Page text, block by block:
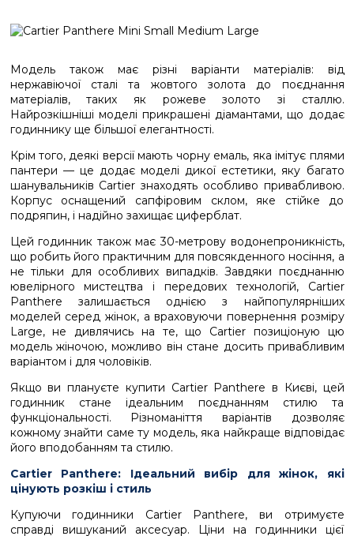
Модель також має різні варіанти матеріалів: від
нержавіючої сталі та жовтого золота до поєднання
матеріалів, таких як рожеве золото зі сталлю.
Найрозкішніші моделі прикрашені діамантами, що додає
годиннику ще більшої елегантності.
Крім того, деякі версії мають чорну емаль, яка імітує плями
пантери — це додає моделі дикої естетики, яку багато
шанувальників Cartier знаходять особливо привабливою.
Корпус оснащений сапфіровим склом, яке стійке до
подряпин, і надійно захищає циферблат.
Цей годинник також має 30-метрову водонепроникність,
що робить його практичним для повсякденного носіння, а
не тільки для особливих випадків. Завдяки поєднанню
ювелірного мистецтва і передових технологій, Cartier
Panthere залишається однією з найпопулярніших
моделей серед жінок, а враховуючи повернення розміру
Large, не дивлячись на те, що Cartier позиціоную цю
модель жіночою, можливо він стане досить привабливим
варіантом і для чоловіків.
Якщо ви плануєте купити Cartier Panthere в Києві, цей
годинник стане ідеальним поєднанням стилю та
функціональності. Різноманіття варіантів дозволяє
кожному знайти саме ту модель, яка найкраще відповідає
його вподобанням та стилю.
Cartier Panthere: Ідеальний вибір для жінок, які
цінують розкіш і стиль
Купуючи годинники Cartier Panthere, ви отримуєте
справді вишуканий аксесуар. Ціни на годинники цієї